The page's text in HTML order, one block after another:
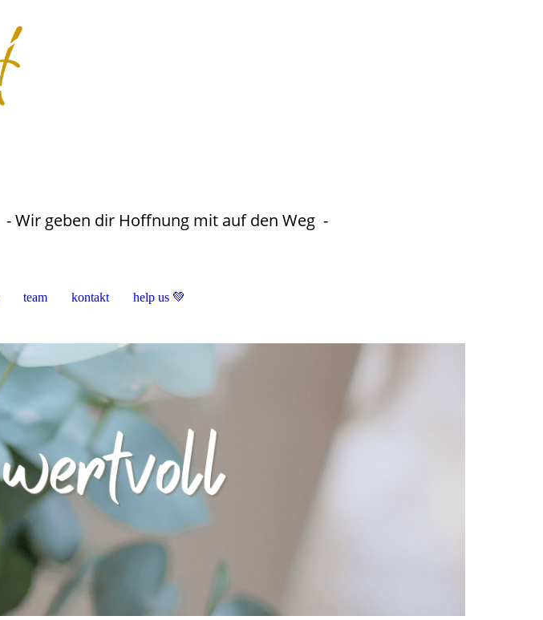
- Wir geben dir Hoffnung mit auf den Weg -
team kontakt help us 💚